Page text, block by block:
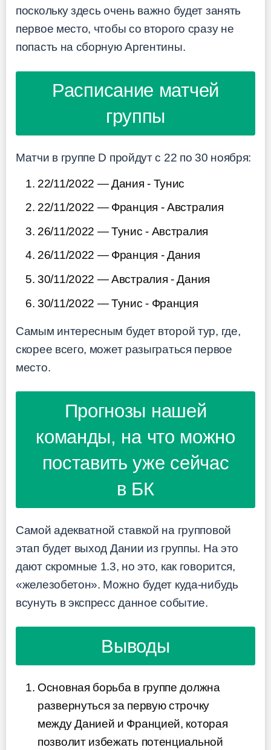
поскольку здесь очень важно будет занять
первое место, чтобы со второго сразу не
попасть на сборную Аргентины.
Расписание матчей
группы
Матчи в группе D пройдут с 22 по 30 ноября:
22/11/2022 — Дания - Тунис
22/11/2022 — Франция - Австралия
26/11/2022 — Тунис - Австралия
26/11/2022 — Франция - Дания
30/11/2022 — Австралия - Дания
30/11/2022 — Тунис - Франция
Самым интересным будет второй тур, где,
скорее всего, может разыграться первое
место.
Прогнозы нашей
команды, на что можно
поставить уже сейчас
в БК
Самой адекватной ставкой на групповой
этап будет выход Дании из группы. На это
дают скромные 1.3, но это, как говорится,
«железобетон». Можно будет куда-нибудь
всунуть в экспресс данное событие.
Выводы
Основная борьба в группе должна
развернуться за первую строчку
между Данией и Францией, которая
позволит избежать потенциальной